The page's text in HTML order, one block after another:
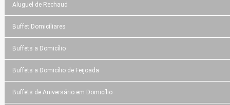
Aluguel de Rechaud
Buffet Domicíliares
Buffets a Domicílio
Buffets a Domicílio de Feijoada
Buffets de Aniversário em Domicílio